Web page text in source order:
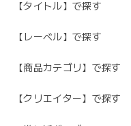
【タイトル】で探す
【レーベル】で探す
【商品カテゴリ】で探す
【クリエイター】で探す